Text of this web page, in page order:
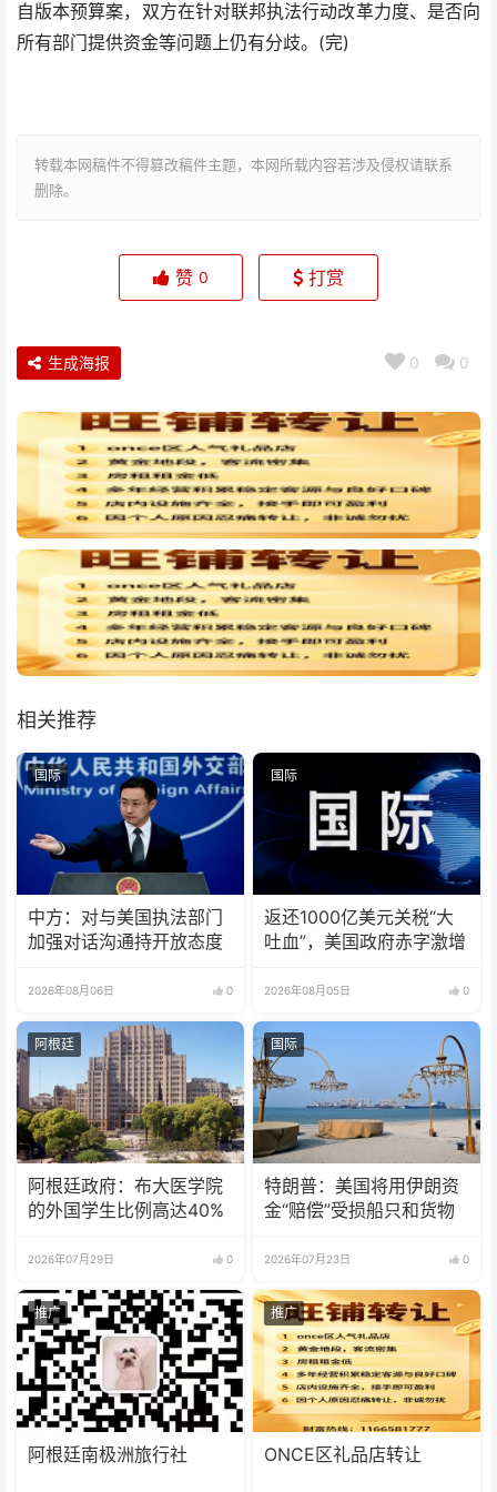
自版本预算案，双方在针对联邦执法行动改革力度、是否向
所有部门提供资金等问题上仍有分歧。(完)
转载本网稿件不得篡改稿件主题，本网所载内容若涉及侵权请联系
删除。
赞 0 打赏
0 0
生成海报
相关推荐
国际
中方：对与美国执法部门
加强对话沟通持开放态度
2026年08月06日 0
国际
返还1000亿美元关税“大
吐血”，美国政府赤字激增
2026年08月05日 0
阿根廷
阿根廷政府：布大医学院
的外国学生比例高达40%
2026年07月29日 0
国际
特朗普：美国将用伊朗资
金“赔偿”受损船只和货物
2026年07月23日 0
推广
阿根廷南极洲旅行社
推广
ONCE区礼品店转让